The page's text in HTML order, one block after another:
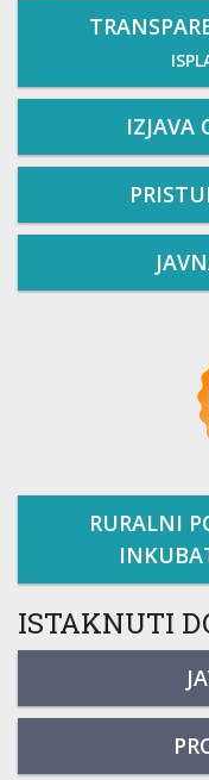
IZJAVA
RURALNI
ISTAKNUTI